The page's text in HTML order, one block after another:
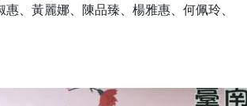
、黃麗娜、陳品臻、楊雅惠、何佩玲、